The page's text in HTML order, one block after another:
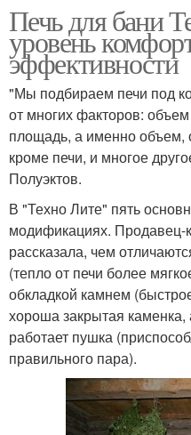
Печь для бани
уровень
эффективности
"Мы подбираем печи под
от многих факторов:
площадь, а именно объем,
кроме печи, и многое
Полуэктов.
В "Техно Лите" пять
модификациях. Продавец-
рассказала, чем
(тепло от печи более
обкладкой камнем
хороша закрытая каменка,
работает пушка
правильного пара).